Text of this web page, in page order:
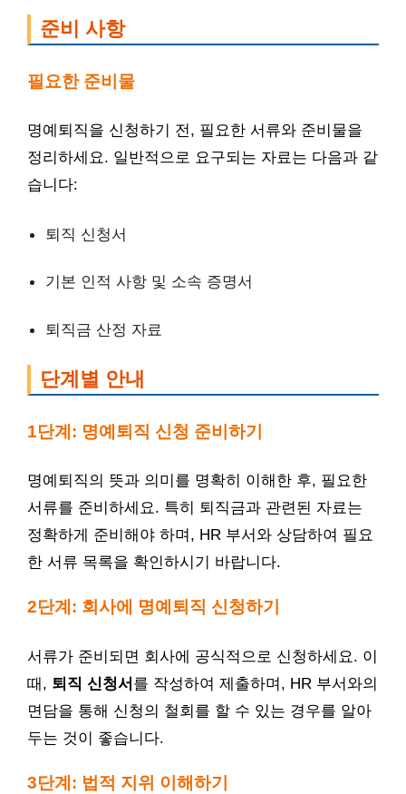
준비 사항
필요한 준비물
명예퇴직을 신청하기 전, 필요한 서류와 준비물을
정리하세요. 일반적으로 요구되는 자료는 다음과 같
습니다:
퇴직 신청서
기본 인적 사항 및 소속 증명서
퇴직금 산정 자료
단계별 안내
1단계: 명예퇴직 신청 준비하기
명예퇴직의 뜻과 의미를 명확히 이해한 후, 필요한
서류를 준비하세요. 특히 퇴직금과 관련된 자료는
정확하게 준비해야 하며, HR 부서와 상담하여 필요
한 서류 목록을 확인하시기 바랍니다.
2단계: 회사에 명예퇴직 신청하기
서류가 준비되면 회사에 공식적으로 신청하세요. 이
때, 퇴직 신청서 를 작성하여 제출하며, HR 부서와의
면담을 통해 신청의 철회를 할 수 있는 경우를 알아
두는 것이 좋습니다.
3단계: 법적 지위 이해하기